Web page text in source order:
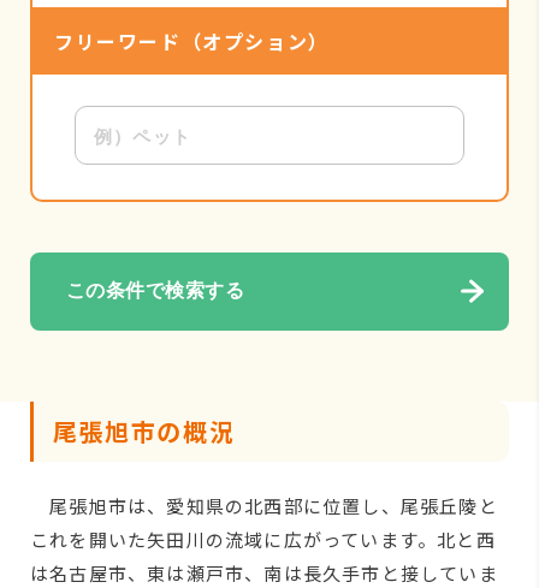
フリーワード （オプション）
この条件で検索する
尾張旭市の概況
尾張旭市は、愛知県の北西部に位置し、尾張丘陵と
これを開いた矢田川の流域に広がっています。北と西
は名古屋市、東は瀬戸市、南は長久手市と接していま